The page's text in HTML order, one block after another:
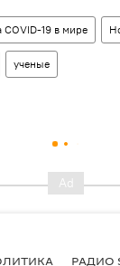
COVID-19 в мире
ученые
РАДИО